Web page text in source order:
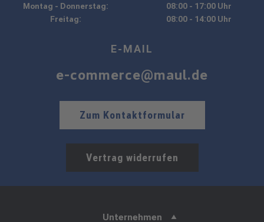
Montag - Donnerstag:
08:00 - 17:00 Uhr
Freitag:
08:00 - 14:00 Uhr
E-MAIL
e-commerce@maul.de
Zum Kontaktformular
Vertrag widerrufen
Unternehmen